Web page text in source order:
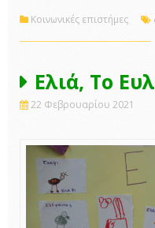
Κοινωνικές επιστήμες
Ελιά, Το
22 Φεβρουαρίου 2021